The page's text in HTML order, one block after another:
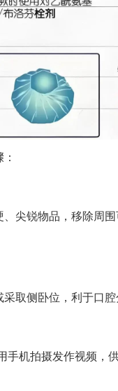
尖锐物品，移除周
取侧卧位，利于口
机拍摄发作视频，